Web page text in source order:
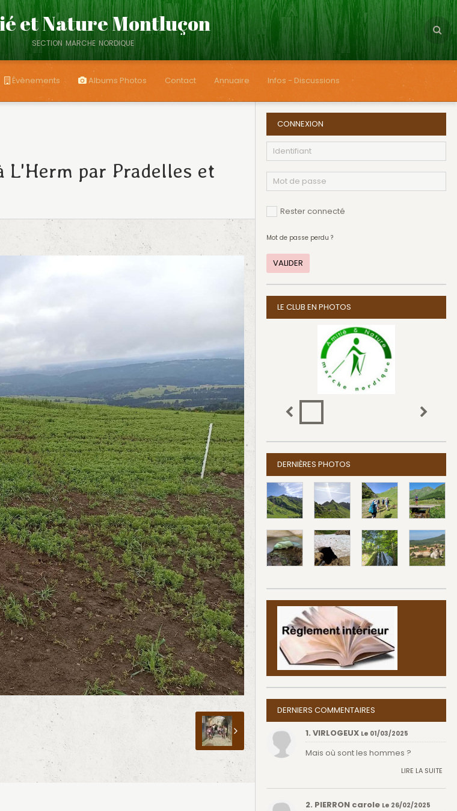
et Nature Montluçon
section marche nordique
Évènements Albums Photos Contact Annuaire Infos - Discussions
L'Herm par Pradelles et
CONNEXION
Rester connecté
Mot de passe perdu ?
VALIDER
LE CLUB EN PHOTOS
DERNIÈRES PHOTOS
DERNIERS COMMENTAIRES
1. VIRLOGEUX Le 01/03/2025
Mais où sont les hommes ?
LIRE LA SUITE
2. PIERRON carole Le 26/02/2025